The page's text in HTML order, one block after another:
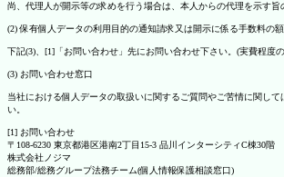
尚、代理人が開示等の求めを行う場合は、本人からの代理を示す旨
(2) 保有個人データの利用目的の通知請求又は開示に係る手数料の
下記(3)、[1]「お問い合わせ」先にお問い合わせ下さい。(実費程度
(3) お問い合わせ窓口
当社における個人データの取扱いに関するご質問やご苦情に関して
い。
[1] お問い合わせ
〒108-6230 東京都港区港南2丁目15-3 品川インターシティC棟30階
株式会社ノジマ
総務部/総務グループ法務チーム(個人情報保護相談窓口)